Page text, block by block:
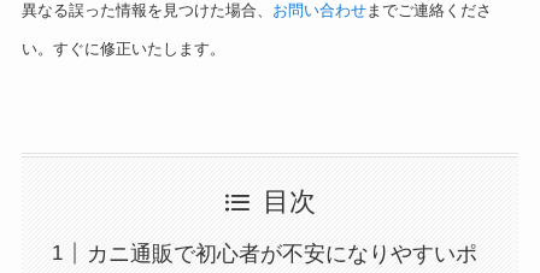
異なる誤った情報を見つけた場合、 お問い合わせまでご連絡くださ
い。すぐに修正いたします。
目次
カニ通販で初心者が不安になりやすいポ